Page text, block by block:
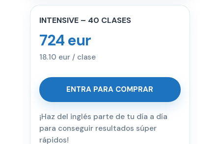
INTENSIVE – 40 CLASES
724 eur
18.10 eur / clase
ENTRA PARA COMPRAR
¡Haz del inglés parte de tu día a día
para conseguir resultados súper
rápidos!